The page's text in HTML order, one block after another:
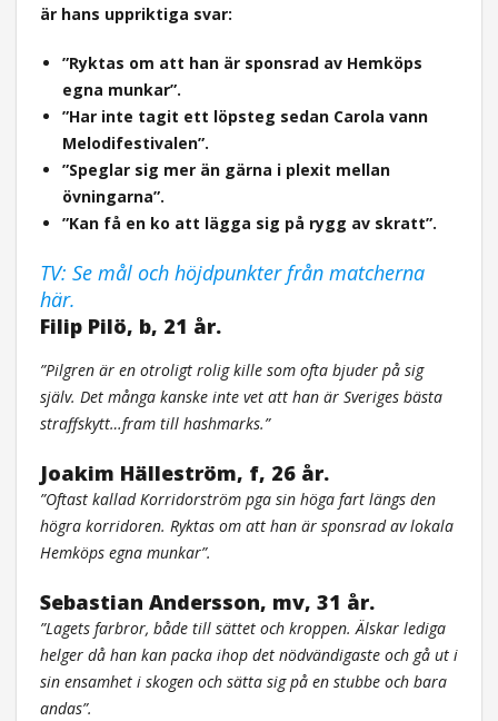
är hans uppriktiga svar:
”Ryktas om att han är sponsrad av Hemköps
egna munkar”.
”Har inte tagit ett löpsteg sedan Carola vann
Melodifestivalen”.
”Speglar sig mer än gärna i plexit mellan
övningarna”.
”Kan få en ko att lägga sig på rygg av skratt”.
TV: Se mål och höjdpunkter från matcherna
här.
Filip Pilö, b, 21 år.
”Pilgren är en otroligt rolig kille som ofta bjuder på sig
själv. Det många kanske inte vet att han är Sveriges bästa
straffskytt…fram till hashmarks.”
Joakim Hälleström, f, 26 år.
”Oftast kallad Korridorström pga sin höga fart längs den
högra korridoren. Ryktas om att han är sponsrad av lokala
Hemköps egna munkar”.
Sebastian Andersson, mv, 31 år.
”Lagets farbror, både till sättet och kroppen. Älskar lediga
helger då han kan packa ihop det nödvändigaste och gå ut i
sin ensamhet i skogen och sätta sig på en stubbe och bara
andas”.